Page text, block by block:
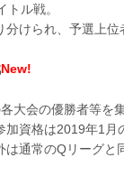
ル戦。
けられ、予選上
New!
大会の優勝者等を
資格は2019年1月
通常のQリーグと